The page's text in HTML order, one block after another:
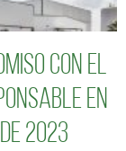
con el
en
2023